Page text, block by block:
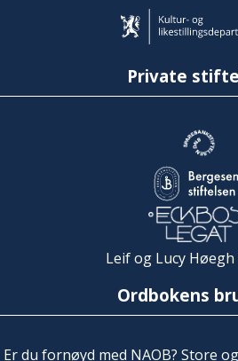
Private
Leif og Lucy
Ordbokens
Er du fornøyd med NAOB? Store